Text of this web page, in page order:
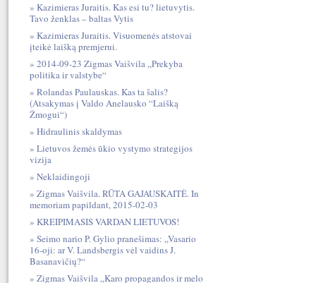
Kazimieras Juraitis. Kas esi tu? lietuvytis.
Tavo ženklas – baltas Vytis
Kazimieras Juraitis. Visuomenės atstovai
įteikė laišką premjerui.
2014-09-23 Zigmas Vaišvila „Prekyba
politika ir valstybe“
Rolandas Paulauskas. Kas ta šalis?
(Atsakymas į Valdo Anelausko “Laišką
Žmogui“)
Hidraulinis skaldymas
Lietuvos žemės ūkio vystymo strategijos
vizija
Neklaidingoji
Zigmas Vaišvila. RŪTA GAJAUSKAITĖ. In
memoriam papildant, 2015-02-03
KREIPIMASIS VARDAN LIETUVOS!
Seimo nario P. Gylio pranešimas: „Vasario
16-oji: ar V. Landsbergis vėl vaidins J.
Basanavičių?“
Zigmas Vaišvila „Karo propagandos ir melo